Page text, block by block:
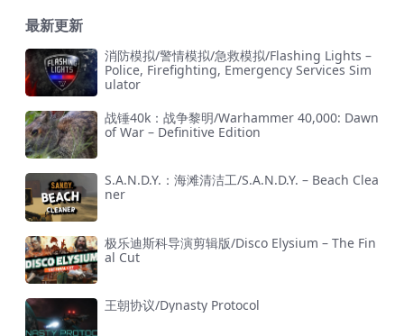
最新更新
消防模拟/警情模拟/急救模拟/Flashing Lights –
Police, Firefighting, Emergency Services Sim
ulator
战锤40k：战争黎明/Warhammer 40,000: Dawn
of War – Definitive Edition
S.A.N.D.Y.：海滩清洁工/S.A.N.D.Y. – Beach Clea
ner
极乐迪斯科导演剪辑版/Disco Elysium – The Fin
al Cut
王朝协议/Dynasty Protocol